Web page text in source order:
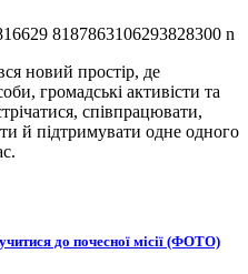
новий простір, де
громадські активісти та
співпрацювати,
й підтримувати одне одного
до почесної місії (ФОТО)